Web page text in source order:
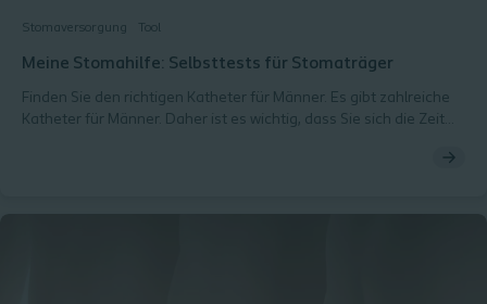
Stomaversorgung Tool
Meine Stomahilfe: Selbsttests für Stomaträger
Finden Sie den richtigen Katheter für Männer. Es gibt zahlreiche
Katheter für Männer. Daher ist es wichtig, dass Sie sich die Zeit